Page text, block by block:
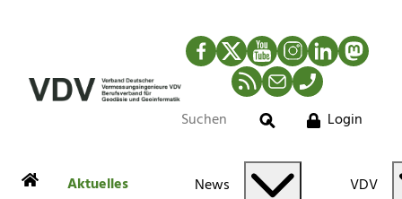
Facebook
TwitterYouTubeInstagram
LinkedIn
RSS-Newsfeed
MailTelefon
Suche
Login
Aktuelles News VDV